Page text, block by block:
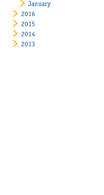
January
2016
2015
2014
2013